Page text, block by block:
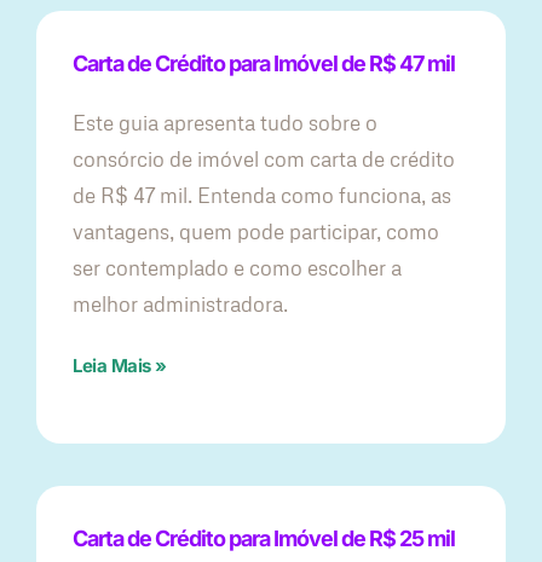
Carta de Crédito para Imóvel de R$ 47 mil
Este guia apresenta tudo sobre o
consórcio de imóvel com carta de crédito
de R$ 47 mil. Entenda como funciona, as
vantagens, quem pode participar, como
ser contemplado e como escolher a
melhor administradora.
Leia Mais »
Carta de Crédito para Imóvel de R$ 25 mil